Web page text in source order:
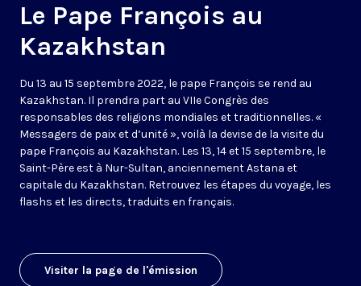
Le Pape François au
Kazakhstan
Du 13 au 15 septembre 2022, le pape François se rend au
Kazakhstan. Il prendra part au VIIe Congrès des
responsables des religions mondiales et traditionnelles. «
Messagers de paix et d’unité », voilà la devise de la visite du
pape François au Kazakhstan. Les 13, 14 et 15 septembre, le
Saint-Père est à Nur-Sultan, anciennement Astana et
capitale du Kazakhstan. Retrouvez les étapes du voyage, les
flashs et les directs, traduits en français.
Visiter la page de l'émission